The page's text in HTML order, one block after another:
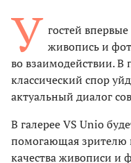
У гостей
живопись и
во взаимодействии. В
классический спор
актуальный диалог
В галерее VS Unio
помогающая зрителю
качества живописи и